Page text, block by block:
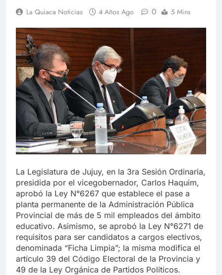
La Quiaca Noticias 4 Años Ago 0 5 Mins
La Legislatura de Jujuy, en la 3ra Sesión Ordinaria,
presidida por el vicegobernador, Carlos Haquim,
aprobó la Ley N°6267 que establece el pase a
planta permanente de la Administración Pública
Provincial de más de 5 mil empleados del ámbito
educativo. Asimismo, se aprobó la Ley N°6271 de
requisitos para ser candidatos a cargos electivos,
denominada “Ficha Limpia”; la misma modifica el
artículo 39 del Código Electoral de la Provincia y
49 de la Ley Orgánica de Partidos Políticos.